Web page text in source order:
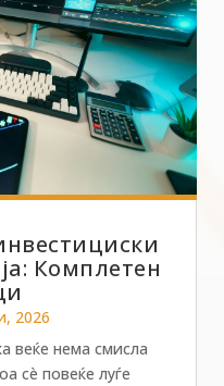
Комплетен
2026
веќе нема смисла
сè повеќе луѓе